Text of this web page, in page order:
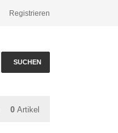
Registrieren
SUCHEN
0 Artikel